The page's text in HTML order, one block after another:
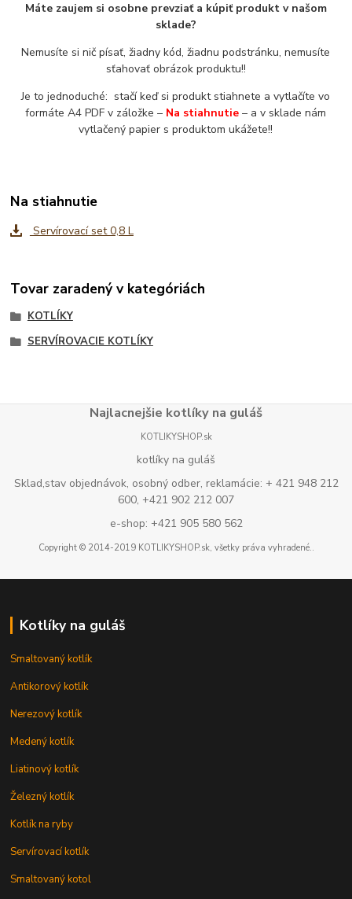
Máte zaujem si osobne prevziať a kúpiť produkt v našom
sklade?
Nemusíte si nič písať, žiadny kód, žiadnu podstránku, nemusíte
sťahovať obrázok produktu!!
Je to jednoduché: stačí keď si produkt stiahnete a vytlačíte vo
formáte A4 PDF v záložke – Na stiahnutie – a v sklade nám
vytlačený papier s produktom ukážete!!
Na stiahnutie
Servírovací set 0,8 L
Tovar zaradený v kategóriách
KOTLÍKY
SERVÍROVACIE KOTLÍKY
Najlacnejšie kotlíky na guláš
KOTLIKYSHOP.sk
kotlíky na guláš
Sklad,stav objednávok, osobný odber, reklamácie: + 421 948 212
600, +421 902 212 007
e-shop: +421 905 580 562
Copyright © 2014-2019 KOTLIKYSHOP.sk, všetky práva vyhradené..
Kotlíky na guláš
Smaltovaný kotlík
Antikorový kotlík
Nerezový kotlík
Medený kotlík
Liatinový kotlík
Železný kotlík
Kotlík na ryby
Servírovací kotlík
Smaltovaný kotol